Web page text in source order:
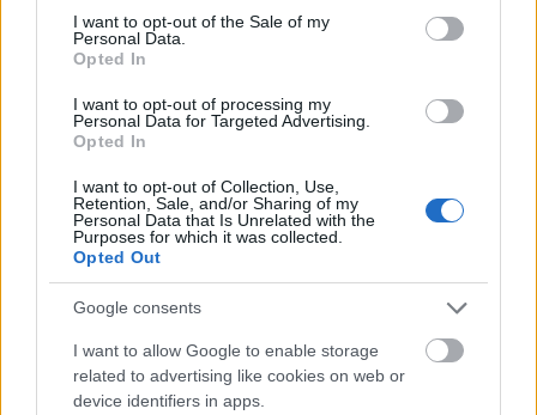
consent section.
I want to opt-out of the Sale of my
Personal Data.
Opted In
I want to opt-out of processing my
Personal Data for Targeted Advertising.
Opted In
I want to opt-out of Collection, Use,
Retention, Sale, and/or Sharing of my
Personal Data that Is Unrelated with the
Purposes for which it was collected.
Opted Out
Google consents
I want to allow Google to enable storage
related to advertising like cookies on web or
device identifiers in apps.
szóba került a kulturális szektor, ahol még mindig
érezhetőek a gazdasági válság utórengései. Innen
szakmának?
Egyáltalán nem reménytelen a helyzet, hiszen
azokban az országokban, amelyek már kifelé jönnek
a válságból, ismét nagyon erősen fellendült a
rendezvényszervezői szakma. Nálunk ezek a
megvannak a jelei. Mindig azt szoktam mondani,
hogy ha meg akarjuk tudni, mit kell ma csinálnunk,
nézzük meg azokat az országokat, amelyek két-
három évvel előttünk járnak. Innen nézve azt is